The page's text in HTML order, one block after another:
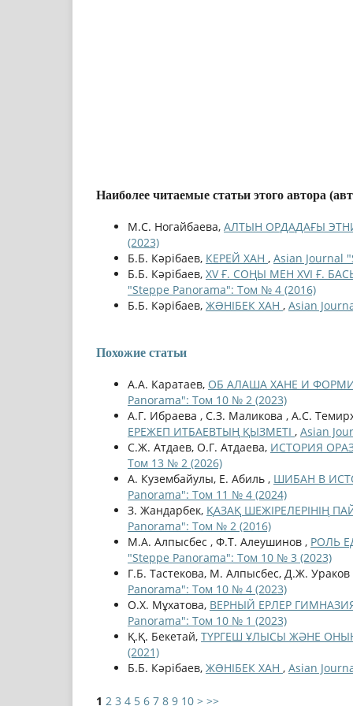
Наиболее читаемые статьи этого автора
М.С. Ногайбаева, АЛТЫН ОРДАДАҒЫ
(2023)
Б.Б. Кәрібаев, КЕРЕЙ ХАН , Asian Journal
Б.Б. Кәрібаев, XV Ғ. СОҢЫ МЕН XVI Ғ.
"Steppe Panorama": Том № 4 (2016)
Б.Б. Кәрібаев, ЖƏНІБЕК ХАН , Asian
Похожие статьи
А.А. Каратаев, ОБ АЛАША ХАНЕ И
Panorama": Том 10 № 2 (2023)
А.Г. Ибраева , С.З. Маликова , А.С.
ЕРЕЖЕП ИТБАЕВТЫҢ ҚЫЗМЕТІ , Asian
С.Ж. Атдаев, О.Г. Атдаева, ИСТОРИЯ
Том 13 № 2 (2026)
А. Кузембайулы, Е. Абиль , ШИБАН В
Panorama": Том 11 № 4 (2024)
З. Жандарбек, ҚАЗАҚ ШЕЖІРЕЛЕРІНІҢ
Panorama": Том № 2 (2016)
М.А. Алпысбес , Ф.Т. Алеушинов , РОЛЬ
"Steppe Panorama": Том 10 № 3 (2023)
Г.Б. Тастекова, М. Алпысбес, Д.Ж.
Panorama": Том 10 № 4 (2023)
О.Х. Мұхатова, ВЕРНЫЙ ЕРЛЕР
Panorama": Том 10 № 1 (2023)
Қ.Қ. Бекетай, ТҮРГЕШ ҰЛЫСЫ ЖӘНЕ
(2021)
Б.Б. Кәрібаев, ЖƏНІБЕК ХАН , Asian
1 2 3 4 5 6 7 8 9 10 > >>